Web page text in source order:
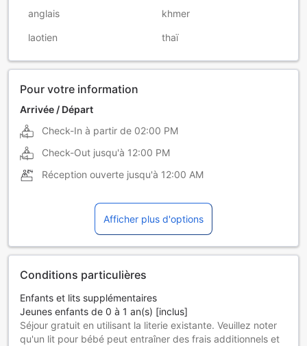
anglais khmer
laotien thaï
Pour votre information
Arrivée / Départ
Check-In à partir de 02:00 PM
Check-Out jusqu'à 12:00 PM
Réception ouverte jusqu'à 12:00 AM
Afficher plus d'options
Conditions particulières
Enfants et lits supplémentaires
Jeunes enfants de 0 à 1 an(s) [inclus]
Séjour gratuit en utilisant la literie existante. Veuillez noter
qu'un lit pour bébé peut entraîner des frais additionnels et